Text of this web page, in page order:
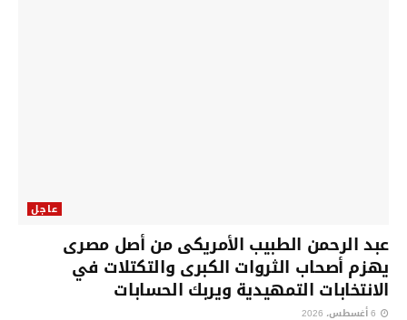
عاجل
عبد الرحمن الطبيب الأمريكى من أصل مصرى
يهزم أصحاب الثروات الكبرى والتكتلات في
الانتخابات التمهيدية ويربك الحسابات